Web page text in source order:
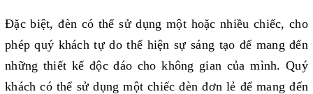
Đặc biệt, đèn có thể sử dụng một hoặc nhiều chiếc, cho
phép quý khách tự do thể hiện sự sáng tạo để mang đến
những thiết kế độc đáo cho không gian của mình. Quý
khách có thể sử dụng một chiếc đèn đơn lẻ để mang đến